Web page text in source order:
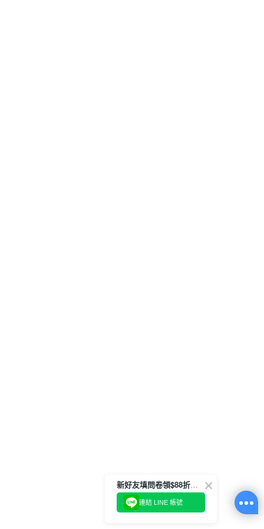
新好友填問卷領$88折扣金
連結 LINE 帳號